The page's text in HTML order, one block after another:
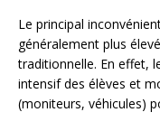
Le principal
généralement plus
traditionnelle. En effet,
intensif des élèves et
(moniteurs, véhicules)